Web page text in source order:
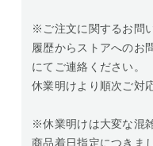
※ご注文に関するお問
履歴からストアへのお
にてご連絡ください。
休業明けより順次ご対
※休業明けは大変な混
商品着日指定につきま